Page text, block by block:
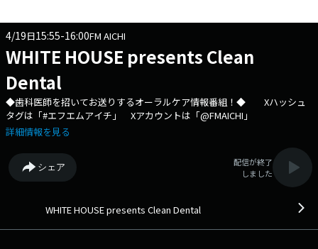
4/19日15:55-16:00FM AICHI
WHITE HOUSE presents Clean
Dental
◆歯科医師を招いてお送りするオーラルケア情報番組！◆ Xハッシュ
タグは「#エフエムアイチ」 Xアカウントは「@FMAICHI」
詳細情報を見る
シェア
配信が終了
しました
WHITE HOUSE presents Clean Dental